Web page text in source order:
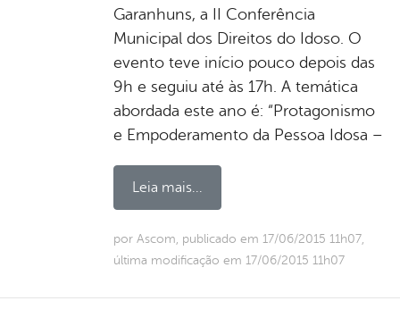
Garanhuns, a II Conferência
Municipal dos Direitos do Idoso. O
evento teve início pouco depois das
9h e seguiu até às 17h. A temática
abordada este ano é: “Protagonismo
e Empoderamento da Pessoa Idosa –
Leia mais...
por Ascom, publicado em 17/06/2015 11h07,
última modificação em 17/06/2015 11h07